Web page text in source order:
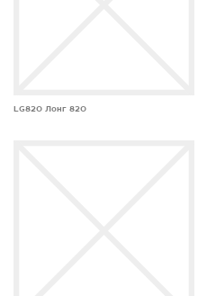
LG820 Лонг 820